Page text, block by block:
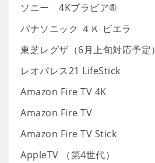
ソニー 4Kブラビア®
パナソニック ４Ｋ ビエラ
東芝レグザ（6月上旬対応予定）
レオパレス21 LifeStick
Amazon Fire TV 4K
Amazon Fire TV
Amazon Fire TV Stick
AppleTV （第4世代）